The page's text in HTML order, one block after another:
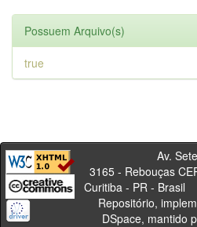
Possuem Arquivo(s)
true
Av. Sete de
3165 - Rebouças
Curitiba -
Repositório,
DSpace, mantido